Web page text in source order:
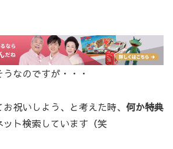
なのですが・・・
祝いしよう、と考えた時、 何か特典
ット検索しています（笑